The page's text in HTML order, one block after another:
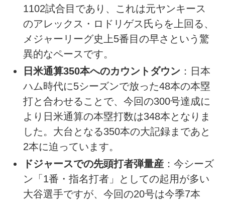
1102試合目であり、これは元ヤンキース
のアレックス・ロドリゲス氏らを上回る、
メジャーリーグ史上5番目の早さという驚
異的なペースです。
日米通算350本へのカウントダウン ：日本
ハム時代に5シーズンで放った48本の本塁
打と合わせることで、今回の300号達成に
より日米通算の本塁打数は348本となりま
した。大台となる350本の大記録まであと
2本に迫っています。
ドジャースでの先頭打者弾量産 ：今シーズ
ン「1番・指名打者」としての起用が多い
大谷選手ですが、今回の20号は今季7本